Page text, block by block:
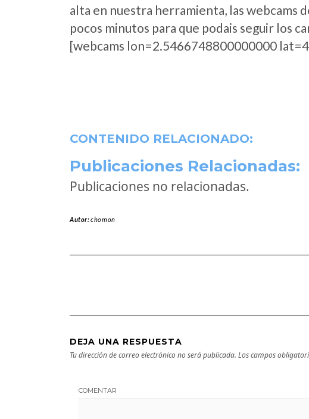
alta en nuestra herramienta, las webcams
pocos minutos para que podais seguir los
[webcams lon=2.5466748800000000
CONTENIDO RELACIONADO:
Publicaciones Relacionadas:
Publicaciones no relacionadas.
Autor:chomon
DEJA UNA RESPUESTA
Tu dirección de correo electrónico no será publicada. Los campos
COMENTAR